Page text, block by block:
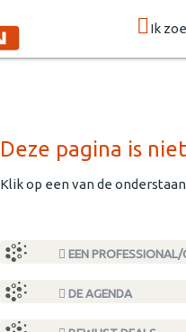
Ik
Deze pagina is
Klik op een van de
EEN
DE AGENDA